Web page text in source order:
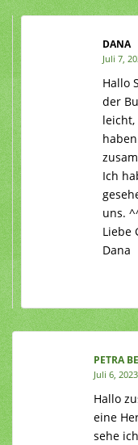
DANA
Juli 7,
Hallo
der
Ich
uns.
Liebe
Dana
PETRA
Juli 6,
Hallo
eine
sehe